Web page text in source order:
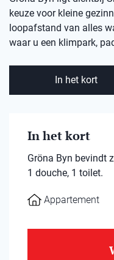
keuze voor kleine
loopafstand van alles
waar u een klimpark,
In het kort
In het kort
Gröna Byn bevindt
1 douche, 1 toilet.
Appartement